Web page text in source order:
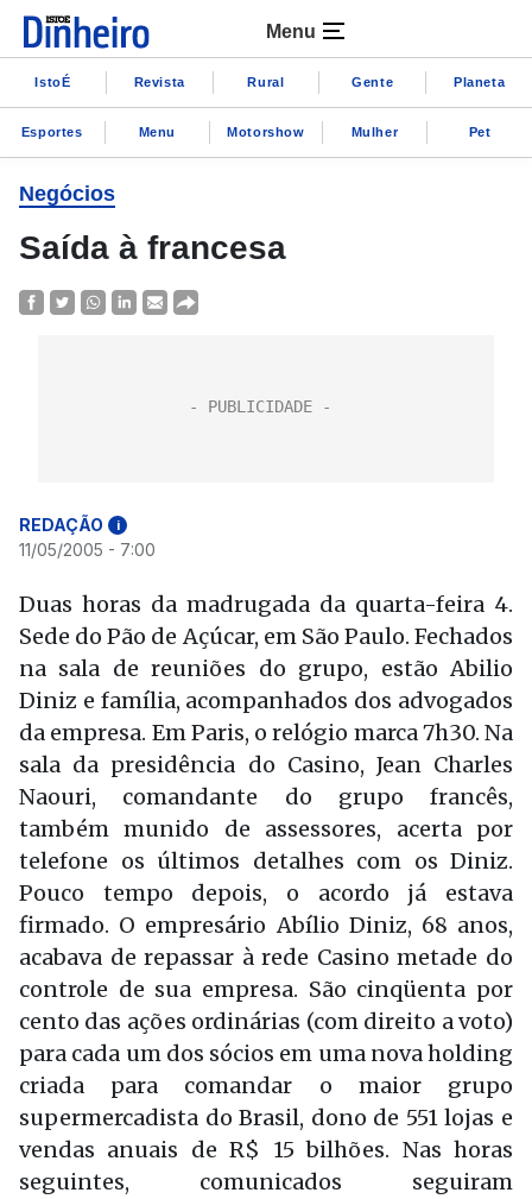
Menu
IstoÉ Revista Rural Gente Planeta
Esportes Menu Motorshow Mulher Pet
Negócios
Saída à francesa
REDAÇÃO i
11/05/2005 - 7:00
Duas horas da madrugada da quarta-feira 4.
Sede do Pão de Açúcar, em São Paulo. Fechados
na sala de reuniões do grupo, estão Abilio
Diniz e família, acompanhados dos advogados
da empresa. Em Paris, o relógio marca 7h30. Na
sala da presidência do Casino, Jean Charles
Naouri, comandante do grupo francês,
também munido de assessores, acerta por
telefone os últimos detalhes com os Diniz.
Pouco tempo depois, o acordo já estava
firmado. O empresário Abílio Diniz, 68 anos,
acabava de repassar à rede Casino metade do
controle de sua empresa. São cinqüenta por
cento das ações ordinárias (com direito a voto)
para cada um dos sócios em uma nova holding
criada para comandar o maior grupo
supermercadista do Brasil, dono de 551 lojas e
vendas anuais de R$ 15 bilhões. Nas horas
seguintes, comunicados seguiram